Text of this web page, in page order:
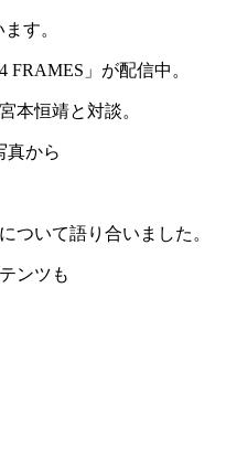
す。
FRAMES」が配信中。
本恒靖と対談。
真から
ついて語り合いました。
ンツも